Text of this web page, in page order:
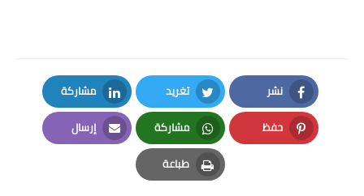
نشر
Facebook
تغريد
Twitter
مشاركة
LinkedIn
حفظ
Pinterest
مشاركة
Whatsapp
إرسال
Email
طباعة
Print